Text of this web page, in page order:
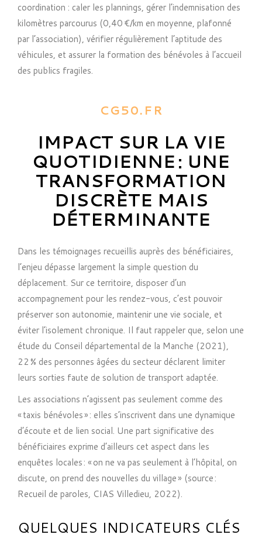
coordination : caler les plannings, gérer l’indemnisation des
kilomètres parcourus (0,40 €/km en moyenne, plafonné
par l’association), vérifier régulièrement l’aptitude des
véhicules, et assurer la formation des bénévoles à l’accueil
des publics fragiles.
CG50.FR
IMPACT SUR LA VIE
QUOTIDIENNE : UNE
TRANSFORMATION
DISCRÈTE MAIS
DÉTERMINANTE
Dans les témoignages recueillis auprès des bénéficiaires,
l’enjeu dépasse largement la simple question du
déplacement. Sur ce territoire, disposer d’un
accompagnement pour les rendez-vous, c’est pouvoir
préserver son autonomie, maintenir une vie sociale, et
éviter l’isolement chronique. Il faut rappeler que, selon une
étude du Conseil départemental de la Manche (2021),
22 % des personnes âgées du secteur déclarent limiter
leurs sorties faute de solution de transport adaptée.
Les associations n’agissent pas seulement comme des
« taxis bénévoles » : elles s’inscrivent dans une dynamique
d’écoute et de lien social. Une part significative des
bénéficiaires exprime d’ailleurs cet aspect dans les
enquêtes locales : « on ne va pas seulement à l’hôpital, on
discute, on prend des nouvelles du village » (source :
Recueil de paroles, CIAS Villedieu, 2022).
QUELQUES INDICATEURS CLÉS